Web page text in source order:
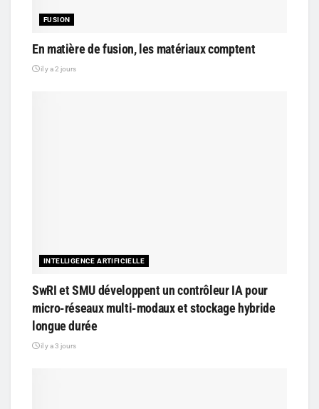
FUSION
En matière de fusion, les matériaux comptent
il y a 2 jours
INTELLIGENCE ARTIFICIELLE
SwRI et SMU développent un contrôleur IA pour
micro-réseaux multi-modaux et stockage hybride
longue durée
il y a 3 jours